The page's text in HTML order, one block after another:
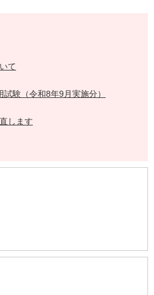
て
験（令和8年9月実施分）
します